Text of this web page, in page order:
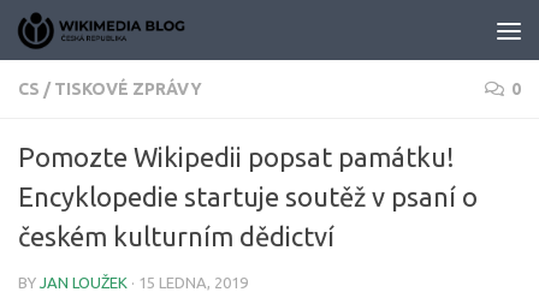
Skip to content
CS / TISKOVÉ ZPRÁVY 0
Pomozte Wikipedii popsat památku!
Encyklopedie startuje soutěž v psaní o
českém kulturním dědictví
BY JAN LOUŽEK · 15 LEDNA, 2019